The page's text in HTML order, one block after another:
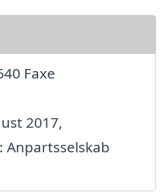
Faxe
2017,
Anpartsselskab